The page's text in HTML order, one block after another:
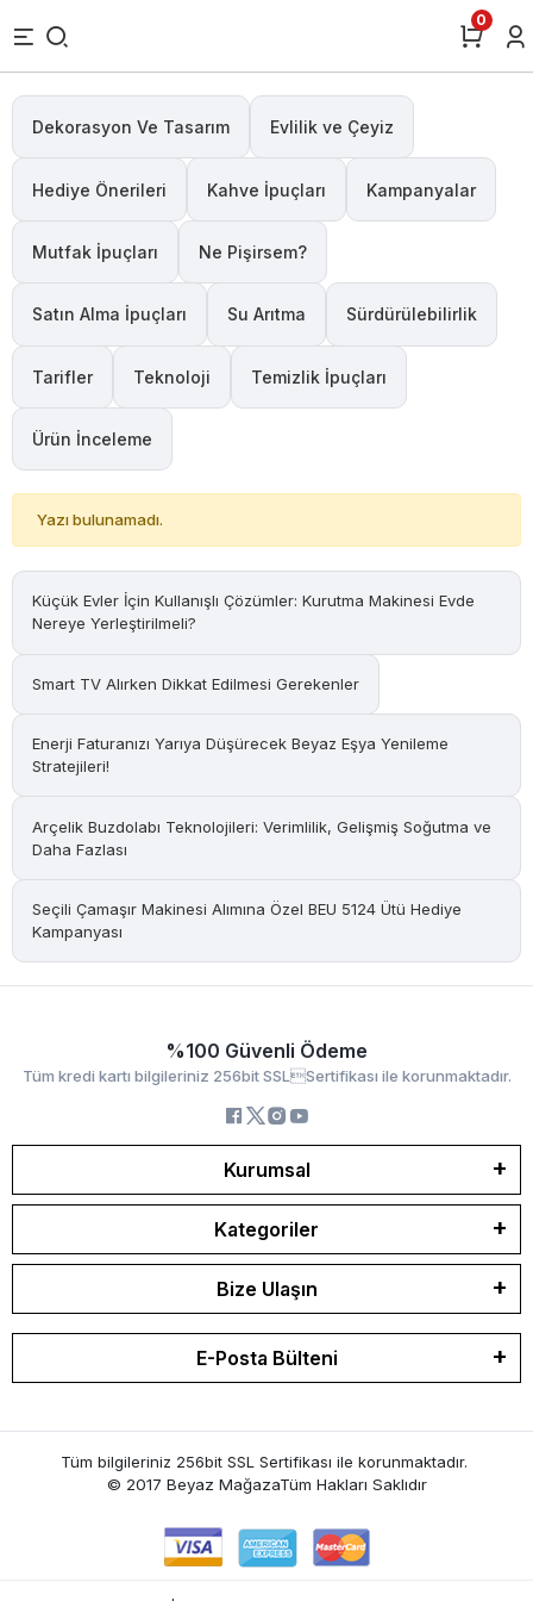
0
Dekorasyon Ve Tasarım Evlilik ve Çeyiz
Hediye Önerileri Kahve İpuçları Kampanyalar
Mutfak İpuçları Ne Pişirsem?
Satın Alma İpuçları Su Arıtma Sürdürülebilirlik
Tarifler Teknoloji Temizlik İpuçları
Ürün İnceleme
Yazı bulunamadı.
Küçük Evler İçin Kullanışlı Çözümler: Kurutma Makinesi Evde
Nereye Yerleştirilmeli?
Smart TV Alırken Dikkat Edilmesi Gerekenler
Enerji Faturanızı Yarıya Düşürecek Beyaz Eşya Yenileme
Stratejileri!
Arçelik Buzdolabı Teknolojileri: Verimlilik, Gelişmiş Soğutma ve
Daha Fazlası
Seçili Çamaşır Makinesi Alımına Özel BEU 5124 Ütü Hediye
Kampanyası
%100 Güvenli Ödeme
Tüm kredi kartı bilgileriniz 256bit SSLSertifikası ile korunmaktadır.
Kurumsal
Kategoriler
Bize Ulaşın
E-Posta Bülteni
Tüm bilgileriniz 256bit SSL Sertifikası ile korunmaktadır.
© 2017 Beyaz MağazaTüm Hakları Saklıdır